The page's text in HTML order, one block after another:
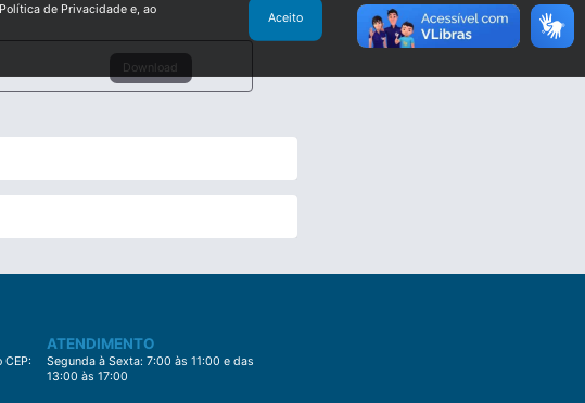
Download
CEP:
ATENDIMENTO
Segunda à Sexta: 7:00 às 11:00 e das
13:00 às 17:00
de Privacidade e, ao
Aceito